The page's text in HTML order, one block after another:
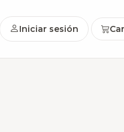
Iniciar sesión